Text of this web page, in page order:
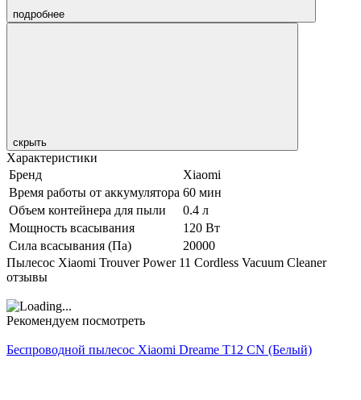
подробнее
скрыть
Характеристики
Бренд
Xiaomi
Время работы от аккумулятора 60 мин
Объем контейнера для пыли
0.4 л
Мощность всасывания
120 Вт
Сила всасывания (Па)
20000
Пылесос Xiaomi Trouver Power 11 Cordless Vacuum Cleaner
отзывы
Рекомендуем посмотреть
Беспроводной пылесос Xiaomi Dreame T12 CN (Белый)